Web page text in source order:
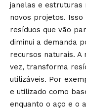
janelas e estruturas
novos projetos. Isso
resíduos que vão
diminui a demanda
recursos naturais.
vez, transforma
utilizáveis. Por
e utilizado como
enquanto o aço e o